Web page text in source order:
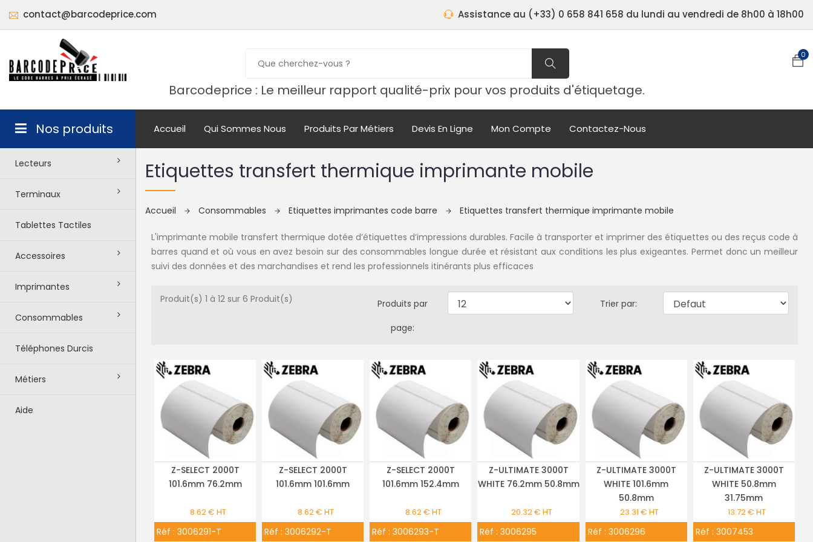
contact@barcodeprice.com Assistance au (+33) 0 658 841 658 du lundi au vendredi de 8h00 à 18h00
Barcodeprice : Le meilleur rapport qualité-prix pour vos produits d'étiquetage.
0
Nos produits
Lecteurs
Terminaux
Tablettes Tactiles
Accessoires
Imprimantes
Consommables
Téléphones Durcis
Métiers
Aide
Accueil Qui Sommes Nous Produits Par Métiers Devis En Ligne Mon Compte Contactez-Nous
Etiquettes transfert thermique imprimante mobile
Accueil Consommables Etiquettes imprimantes code barre Etiquettes transfert thermique imprimante mobile
L'imprimante mobile transfert thermique dotée d’étiquettes d’impressions durables. Facile à transporter et imprimer des étiquettes ou des reçus code à
barres quand et où vous en avez besoin sur des consommables longue durée et résistant aux conditions les plus exigeantes. Permet donc un meilleur
suivi des données et des marchandises et rend les professionnels itinérants plus efficaces
Produit(s) 1 à 12 sur 6 Produit(s)
Produits par
page:
Trier par:
PLUS DE DÉTAILS
Z-SELECT 2000T
101.6mm 76.2mm
8.62 € HT
Réf : 3006291-T
PLUS DE DÉTAILS
Z-SELECT 2000T
101.6mm 101.6mm
8.62 € HT
Réf :3006292-T
PLUS DE DÉTAILS
Z-SELECT 2000T
101.6mm 152.4mm
8.62 € HT
Réf :3006293-T
PLUS DE DÉTAILS
Z-ULTIMATE 3000T
WHITE 76.2mm 50.8mm
20.32 € HT
Réf :3006295
PLUS DE DÉTAILS
Z-ULTIMATE 3000T
WHITE 101.6mm
50.8mm
23.31 € HT
Réf : 3006296
PLUS DE DÉTAILS
Z-ULTIMATE 3000T
WHITE 50.8mm
31.75mm
13.72 € HT
Réf : 3007453